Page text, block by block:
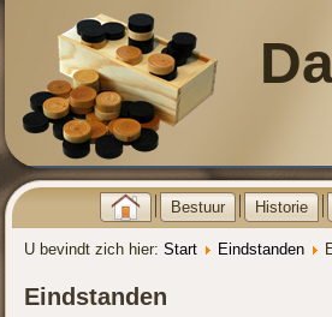
Bestuur Historie
U bevindt zich hier: Start Eindstanden
Eindstanden